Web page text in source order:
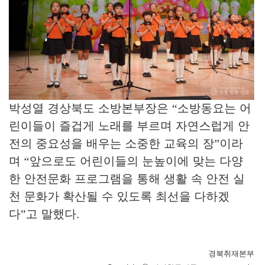
박성열 경상북도 소방본부장은 “소방동요는 어
린이들이 즐겁게 노래를 부르며 자연스럽게 안
전의 중요성을 배우는 소중한 교육의 장”이라
며 “앞으로도 어린이들의 눈높이에 맞는 다양
한 안전문화 프로그램을 통해 생활 속 안전 실
천 문화가 확산될 수 있도록 최선을 다하겠
다”고 말했다.
경북취재본부